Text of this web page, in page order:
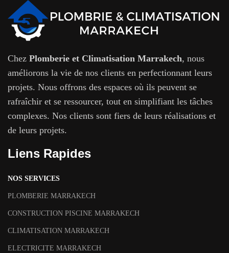
Chez Plomberie et Climatisation Marrakech, nous
améliorons la vie de nos clients en perfectionnant leurs
projets. Nous offrons des espaces où ils peuvent se
rafraîchir et se ressourcer, tout en simplifiant les tâches
complexes. Nos clients sont fiers de leurs réalisations et
de leurs projets.
Liens Rapides
NOS SERVICES
PLOMBERIE MARRAKECH
CONSTRUCTION PISCINE MARRAKECH
CLIMATISATION MARRAKECH
ELECTRICITE MARRAKECH